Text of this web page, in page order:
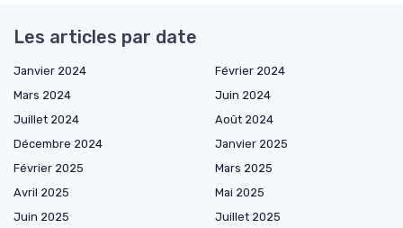
Les articles par date
Janvier 2024
Février 2024
Mars 2024
Juin 2024
Juillet 2024
Août 2024
Décembre 2024
Janvier 2025
Février 2025
Mars 2025
Avril 2025
Mai 2025
Juin 2025
Juillet 2025